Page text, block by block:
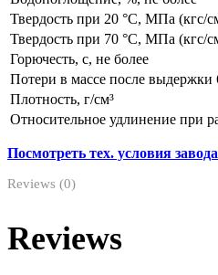
Твердость при 20 °С, МПа (кгс/
Твердость при 70 °С, МПа (кгс/
Горючесть, с, не более
Потери в массе после выдержки
Плотность, г/см³
Относительное удлинение при
Посмотреть тех. условия
Reviews (0)
Reviews